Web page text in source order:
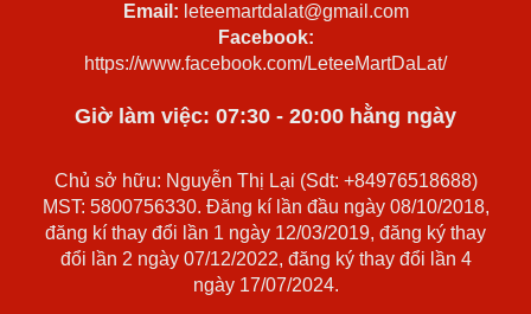
Email: leteemartdalat@gmail.com
Facebook:
https://www.facebook.com/LeteeMartDaLat/
Giờ làm việc: 07:30 - 20:00 hằng ngày
Chủ sở hữu: Nguyễn Thị Lại (Sdt: +84976518688)
MST: 5800756330. Đăng kí lần đầu ngày 08/10/2018,
đăng kí thay đổi lần 1 ngày 12/03/2019, đăng ký thay
đổi lần 2 ngày 07/12/2022, đăng ký thay đổi lần 4
ngày 17/07/2024.